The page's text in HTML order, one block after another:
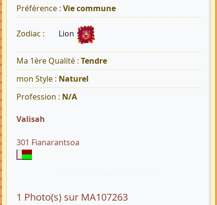
Préférence : Vie commune
Zodiac : Lion
Ma 1ère Qualité : Tendre
mon Style : Naturel
Profession : N/A
Valisah
301 Fianarantsoa
1 Photo(s) sur MA107263